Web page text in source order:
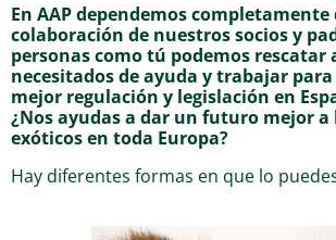
En AAP dependemos completamente
colaboración de nuestros socios y
personas como tú podemos rescatar
necesitados de ayuda y trabajar
mejor regulación y legislación en
¿Nos ayudas a dar un futuro mejor a
exóticos en toda Europa?
Hay diferentes formas en que lo